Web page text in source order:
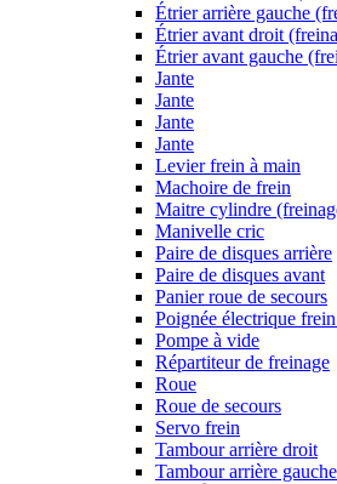
Étrier arrière gauche
Étrier avant droit
Étrier avant gauche
Jante
Jante
Jante
Jante
Levier frein à main
Machoire de frein
Maitre cylindre
Manivelle cric
Paire de disques arrière
Paire de disques avant
Panier roue de secours
Poignée électrique
Pompe à vide
Répartiteur de freinage
Roue
Roue de secours
Servo frein
Tambour arrière droit
Tambour arrière gauche